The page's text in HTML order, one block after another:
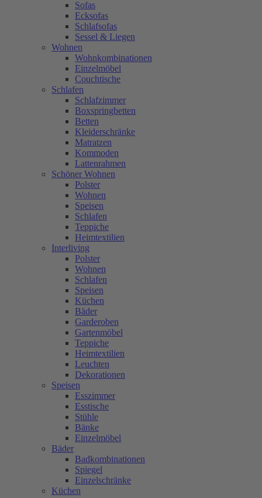
Sofas
Ecksofas
Schlafsofas
Sessel & Liegen
Wohnen
Wohnkombinationen
Einzelmöbel
Couchtische
Schlafen
Schlafzimmer
Boxspringbetten
Betten
Kleiderschränke
Matratzen
Kommoden
Lattenrahmen
Schöner Wohnen
Polster
Wohnen
Speisen
Schlafen
Teppiche
Heimtextilien
Interliving
Polster
Wohnen
Schlafen
Speisen
Küchen
Bäder
Garderoben
Gartenmöbel
Teppiche
Heimtextilien
Leuchten
Dekorationen
Speisen
Esszimmer
Esstische
Stühle
Bänke
Einzelmöbel
Bäder
Badkombinationen
Spiegel
Einzelschränke
Küchen